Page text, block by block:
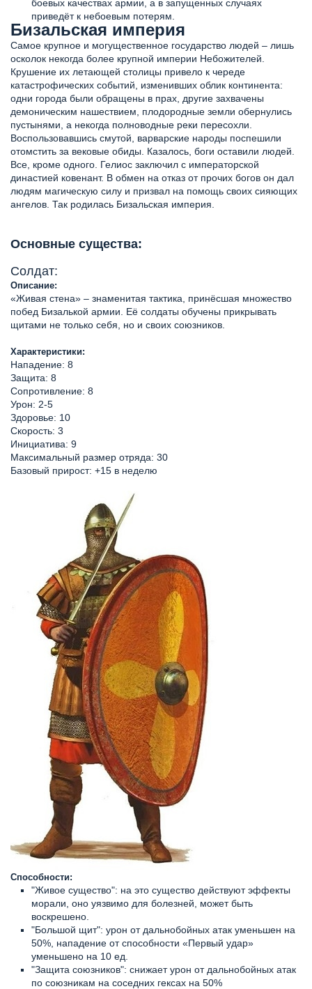
боевых качествах армии, а в запущенных случаях
приведёт к небоевым потерям.
Бизальская империя
Самое крупное и могущественное государство людей – лишь
осколок некогда более крупной империи Небожителей.
Крушение их летающей столицы привело к череде
катастрофических событий, изменивших облик континента:
одни города были обращены в прах, другие захвачены
демоническим нашествием, плодородные земли обернулись
пустынями, а некогда полноводные реки пересохли.
Воспользовавшись смутой, варварские народы поспешили
отомстить за вековые обиды. Казалось, боги оставили людей.
Все, кроме одного. Гелиос заключил с императорской
династией ковенант. В обмен на отказ от прочих богов он дал
людям магическую силу и призвал на помощь своих сияющих
ангелов. Так родилась Бизальская империя.
Основные существа:
Солдат:
Описание:
«Живая стена» – знаменитая тактика, принёсшая множество
побед Бизалькой армии. Её солдаты обучены прикрывать
щитами не только себя, но и своих союзников.
Характеристики:
Нападение: 8
Защита: 8
Сопротивление: 8
Урон: 2-5
Здоровье: 10
Скорость: 3
Инициатива: 9
Максимальный размер отряда: 30
Базовый прирост: +15 в неделю
Способности:
"Живое существо": на это существо действуют эффекты
морали, оно уязвимо для болезней, может быть
воскрешено.
"Большой щит": урон от дальнобойных атак уменьшен на
50%, нападение от способности «Первый удар»
уменьшено на 10 ед.
"Защита союзников": снижает урон от дальнобойных атак
по союзникам на соседних гексах на 50%